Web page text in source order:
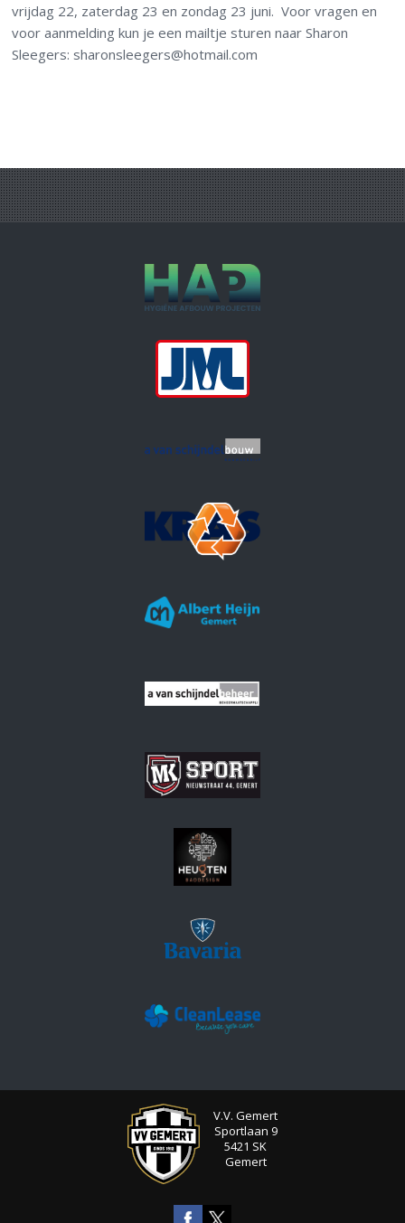
vrijdag 22, zaterdag 23 en zondag 23 juni. Voor vragen en
voor aanmelding kun je een mailtje sturen naar Sharon
Sleegers: sharonsleegers@hotmail.com
V.V. Gemert
Sportlaan 9
5421 SK
Gemert